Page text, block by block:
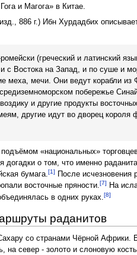
и Магога» в Китае.
886 г.) Ибн Хурдадбих
(греческий и латинский
с Востока на Запад, и по суше и
меха, мечи. Они ведут корабли
побережье
и другие продукты
другие идут во дворец короля
«национальных»
догадки о том, что именно
бумага.[1]
После исчезновения
восточные пряности.[7]
На
в одних руках.[8]
раданитов
со странами Чёрной Африки.
на север - золото и слоновую